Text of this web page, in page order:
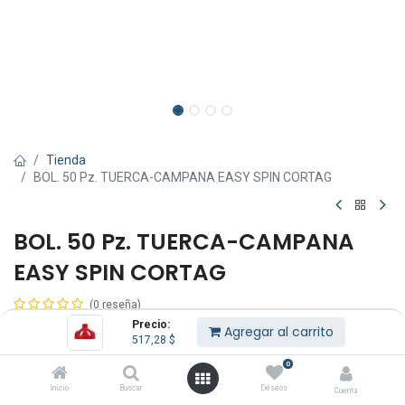
Precio:
517,28 $ Agregar al carrito
Inicio Buscar
0
Deseos Cuenta
Tienda
BOL. 50 Pz. TUERCA-CAMPANA EASY SPIN CORTAG
BOL. 50 Pz. TUERCA-CAMPANA
EASY SPIN CORTAG
(0 reseña)
La campana del sistema de nivelación EASY SPIN con su diseño
ergonómico con rosca central es la solución perfecta para unos
acabados perfectos en colocación cerámica tanto horizontal
(pisos) como vertical (revestimientos). Especialmente
recomendado con gres porcelánico de hasta 15 mm de grosor.